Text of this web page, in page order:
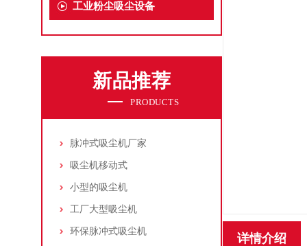
工业粉尘吸尘设备
新品推荐
PRODUCTS
脉冲式吸尘机厂家
吸尘机移动式
小型的吸尘机
工厂大型吸尘机
环保脉冲式吸尘机
详情介绍